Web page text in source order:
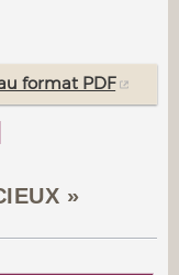
format PDF
»